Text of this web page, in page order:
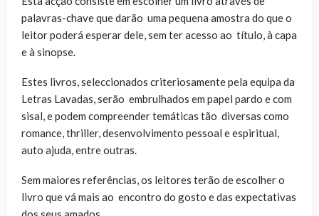
palavras-chave que darão uma pequena amostra do que o
leitor poderá esperar dele, sem ter acesso ao título, à capa
e à sinopse.
Estes livros, seleccionados criteriosamente pela equipa da
Letras Lavadas, serão embrulhados em papel pardo e com
sisal, e podem compreender temáticas tão diversas como
romance, thriller, desenvolvimento pessoal e espiritual,
auto ajuda, entre outras.
Sem maiores referências, os leitores terão de escolher o
livro que vá mais ao encontro do gosto e das expectativas